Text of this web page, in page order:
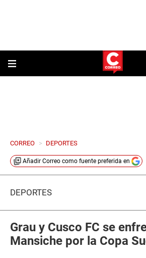
CORREO > DEPORTES
Añadir Correo como fuente preferida en
DEPORTES
Grau y Cusco FC se
Mansiche por la Copa